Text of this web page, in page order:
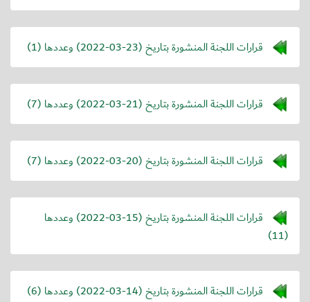
قرارات اللجنة المنشورة بتاريخ (2022-03-23) وعددها (1)
قرارات اللجنة المنشورة بتاريخ (2022-03-21) وعددها (7)
قرارات اللجنة المنشورة بتاريخ (2022-03-20) وعددها (7)
قرارات اللجنة المنشورة بتاريخ (2022-03-15) وعددها
(11)
قرارات اللجنة المنشورة بتاريخ (2022-03-14) وعددها (6)